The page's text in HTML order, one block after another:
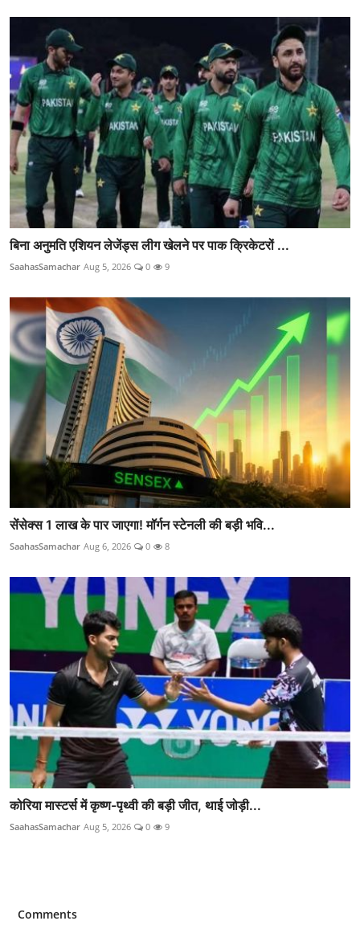
बिना अनुमति एशियन लेजेंड्स लीग खेलने पर पाक क्रिकेटरों ...
SaahasSamachar Aug 5, 2026 0 9
सेंसेक्स 1 लाख के पार जाएगा! मॉर्गन स्टेनली की बड़ी भवि...
SaahasSamachar Aug 6, 2026 0 8
कोरिया मास्टर्स में कृष्ण-पृथ्वी की बड़ी जीत, थाई जोड़ी...
SaahasSamachar Aug 5, 2026 0 9
Comments